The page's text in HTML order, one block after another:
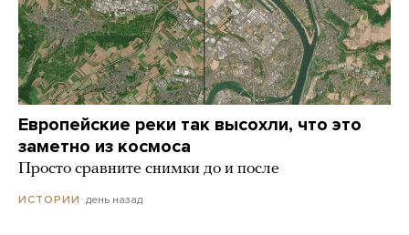
Европейские реки так высохли, что это
заметно из космоса
Просто сравните снимки до и после
ИСТОРИИ день назад